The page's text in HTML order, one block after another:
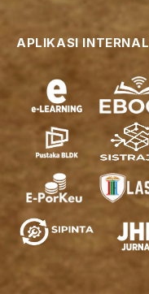
APLIKASI INTERNAL